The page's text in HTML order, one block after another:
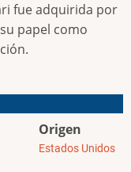
fue adquirida por
papel como
Origen
Estados Unidos